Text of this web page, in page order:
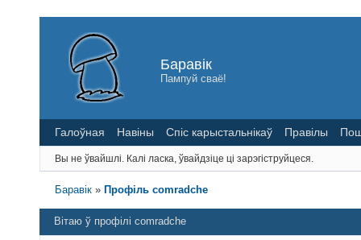
Баравік
Пампуй сваё!
Галоўная Навіны Спіс карыстальнікаў Правілы
Вы не ўвайшлі. Калі ласка, ўвайдзіце ці зарэгіструйцеся.
Баравік » Профіль comradche
Вітаю ў профілі comradche